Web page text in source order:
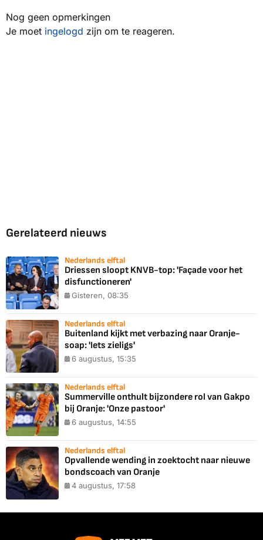
Nog geen opmerkingen
Je moet ingelogd zijn om te reageren.
Gerelateerd nieuws
Nederlands elftal
Driessen sloopt KNVB-top: 'Façade voor het
disfunctioneren'
Gisteren, 08:35
Nederlands elftal
Buitenland kijkt met verbazing naar Oranje-
soap: 'Iets zieligs'
6 augustus, 15:35
Nederlands elftal
Summerville onthult bijzondere rol van Gakpo
bij Oranje: 'Onze pastoor'
6 augustus, 14:55
Nederlands elftal
Opvallende wending in zoektocht naar nieuwe
bondscoach van Oranje
4 augustus, 17:58